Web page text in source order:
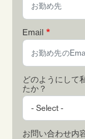
Email
どのようにして
たか？
お問い合わせ内